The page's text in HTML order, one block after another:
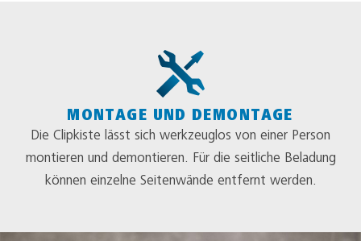
MONTAGE UND DEMONTAGE
Die Clipkiste lässt sich werkzeuglos von einer Person
montieren und demontieren. Für die seitliche Beladung
können einzelne Seitenwände entfernt werden.